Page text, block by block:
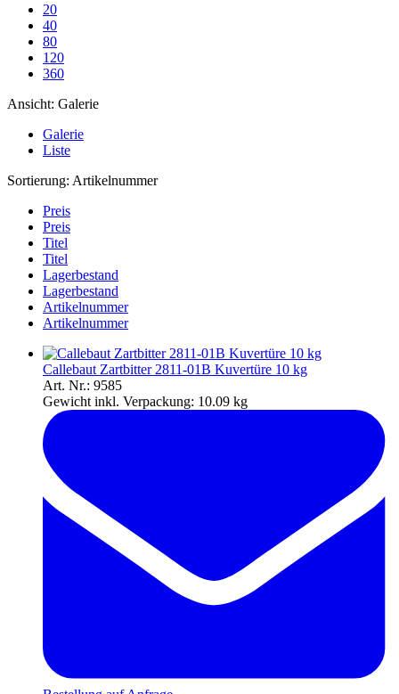
20
40
80
120
360
Ansicht: Galerie
Galerie
Liste
Sortierung: Artikelnummer
Preis
Preis
Titel
Titel
Lagerbestand
Lagerbestand
Artikelnummer
Artikelnummer
Callebaut Zartbitter 2811-01B Kuvertüre 10 kg
Art. Nr.: 9585
Gewicht inkl. Verpackung: 10.09 kg